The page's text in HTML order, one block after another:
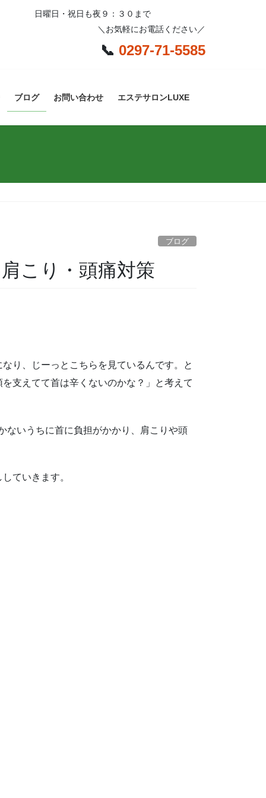
日曜日・祝日も夜９：３０まで
＼お気軽にお電話ください／
📞 0297-71-5585
ブログ お問い合わせ エステサロンLUXE
ブログ
こり・頭痛対策
り、じーっとこちらを見ているんです。と
支えてて首は辛くないのかな？」と考えて
ないうちに首に負担がかかり、肩こりや頭
ていきます。